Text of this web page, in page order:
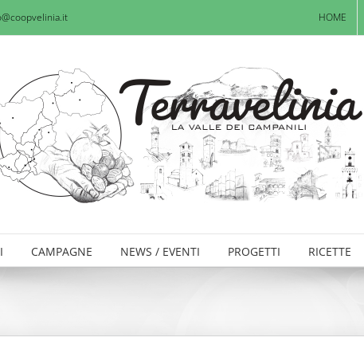
HOME
CAMPAGNE NEWS / EVENTI PROGETTI RICETTE